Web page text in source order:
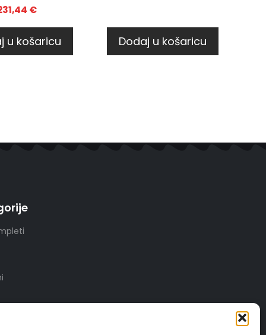
€
u košaricu Dodaj u košaricu